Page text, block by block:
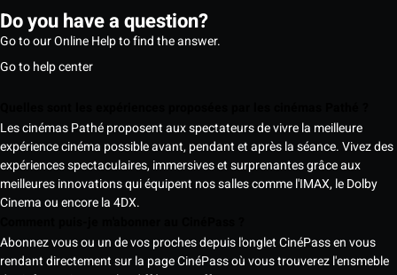
Do you have a question?
Go to our Online Help to find the answer.
Go to help center
Les cinémas Pathé proposent aux spectateurs de vivre la meilleure
expérience cinéma possible avant, pendant et après la séance. Vivez des
expériences spectaculaires, immersives et surprenantes grâce aux
meilleures innovations qui équipent nos salles comme l'IMAX, le Dolby
Cinema ou encore la 4DX.
Abonnez vous ou un de vos proches depuis l'onglet CinéPass en vous
rendant directement sur la page CinéPass où vous trouverez l'ensmeble